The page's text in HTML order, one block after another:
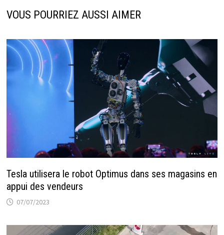
VOUS POURRIEZ AUSSI AIMER
Tesla utilisera le robot Optimus dans ses magasins en
appui des vendeurs
07/07/2023